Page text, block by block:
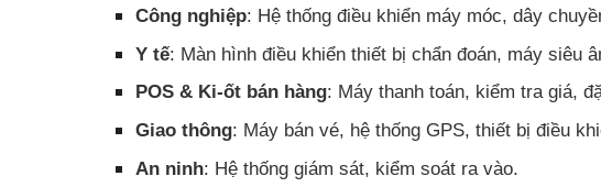
Công nghiệp: Hệ thống điều khiển máy móc, dây
Y tế: Màn hình điều khiển thiết bị chẩn đoán, máy siêu
POS & Ki-ốt bán hàng: Máy thanh toán, kiểm tra giá,
Giao thông: Máy bán vé, hệ thống GPS, thiết bị điều
An ninh: Hệ thống giám sát, kiểm soát ra vào.